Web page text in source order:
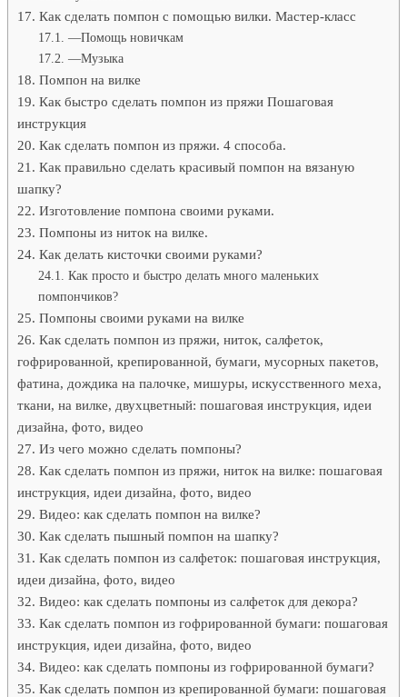
Как сделать помпон с помощью вилки. Мастер-класс
—Помощь новичкам
—Музыка
Помпон на вилке
Как быстро сделать помпон из пряжи Пошаговая
инструкция
Как сделать помпон из пряжи. 4 способа.
Как правильно сделать красивый помпон на вязаную
шапку?
Изготовление помпона своими руками.
Помпоны из ниток на вилке.
Как делать кисточки своими руками?
Как просто и быстро делать много маленьких
помпончиков?
Помпоны своими руками на вилке
Как сделать помпон из пряжи, ниток, салфеток,
гофрированной, крепированной, бумаги, мусорных пакетов,
фатина, дождика на палочке, мишуры, искусственного меха,
ткани, на вилке, двухцветный: пошаговая инструкция, идеи
дизайна, фото, видео
Из чего можно сделать помпоны?
Как сделать помпон из пряжи, ниток на вилке: пошаговая
инструкция, идеи дизайна, фото, видео
Видео: как сделать помпон на вилке?
Как сделать пышный помпон на шапку?
Как сделать помпон из салфеток: пошаговая инструкция,
идеи дизайна, фото, видео
Видео: как сделать помпоны из салфеток для декора?
Как сделать помпон из гофрированной бумаги: пошаговая
инструкция, идеи дизайна, фото, видео
Видео: как сделать помпоны из гофрированной бумаги?
Как сделать помпон из крепированной бумаги: пошаговая